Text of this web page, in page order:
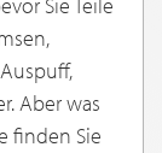
Sie Teile
Aber was
finden Sie